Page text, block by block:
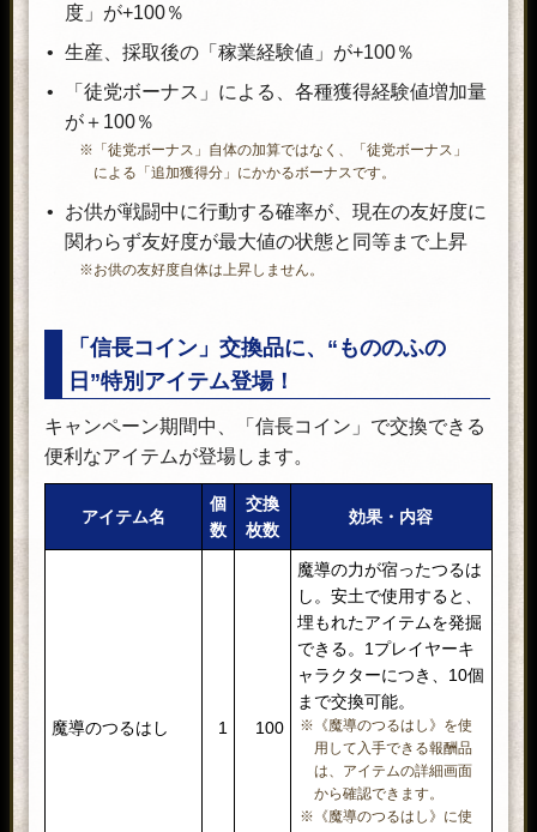
度」が+100％
生産、採取後の「稼業経験値」が+100％
「徒党ボーナス」による、各種獲得経験値増加量
が＋100％
※「徒党ボーナス」自体の加算ではなく、「徒党ボーナス」
による「追加獲得分」にかかるボーナスです。
お供が戦闘中に行動する確率が、現在の友好度に
関わらず友好度が最大値の状態と同等まで上昇
※お供の友好度自体は上昇しません。
「信長コイン」交換品に、“もののふの
日”特別アイテム登場！
キャンペーン期間中、「信長コイン」で交換できる
便利なアイテムが登場します。
アイテム名
個
数
交換
枚数
効果・内容
魔導のつるはし 1 100
魔導の力が宿ったつるは
し。安土で使用すると、
埋もれたアイテムを発掘
できる。1プレイヤーキ
ャラクターにつき、10個
まで交換可能。
※《魔導のつるはし》を使
用して入手できる報酬品
は、アイテムの詳細画面
から確認できます。
※《魔導のつるはし》に使